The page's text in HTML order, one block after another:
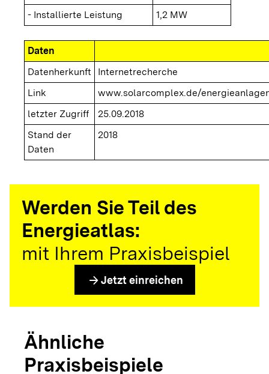
- Installierte Leistung
1,2 MW
Daten
Datenherkunft
Internetrecherche
Link
www.solarcomplex.de/
letzter Zugriff
25.09.2018
Stand der
Daten
2018
Werden Sie Teil des
Energieatlas:
mit Ihrem Praxisbeispiel
arrow_forward Jetzt einreichen
Ähnliche
Praxisbeispiele